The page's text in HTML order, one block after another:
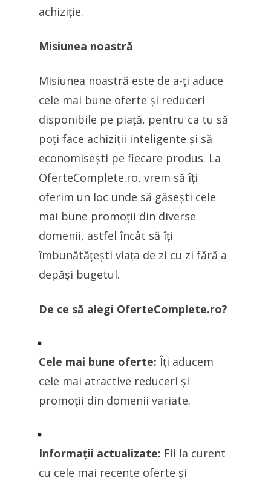
achiziție.
Misiunea noastră
Misiunea noastră este de a-ți aduce
cele mai bune oferte și reduceri
disponibile pe piață, pentru ca tu să
poți face achiziții inteligente și să
economisești pe fiecare produs. La
OferteComplete.ro, vrem să îți
oferim un loc unde să găsești cele
mai bune promoții din diverse
domenii, astfel încât să îți
îmbunătățești viața de zi cu zi fără a
depăși bugetul.
De ce să alegi OferteComplete.ro?
Cele mai bune oferte: Îți aducem
cele mai atractive reduceri și
promoții din domenii variate.
Informații actualizate: Fii la curent
cu cele mai recente oferte și